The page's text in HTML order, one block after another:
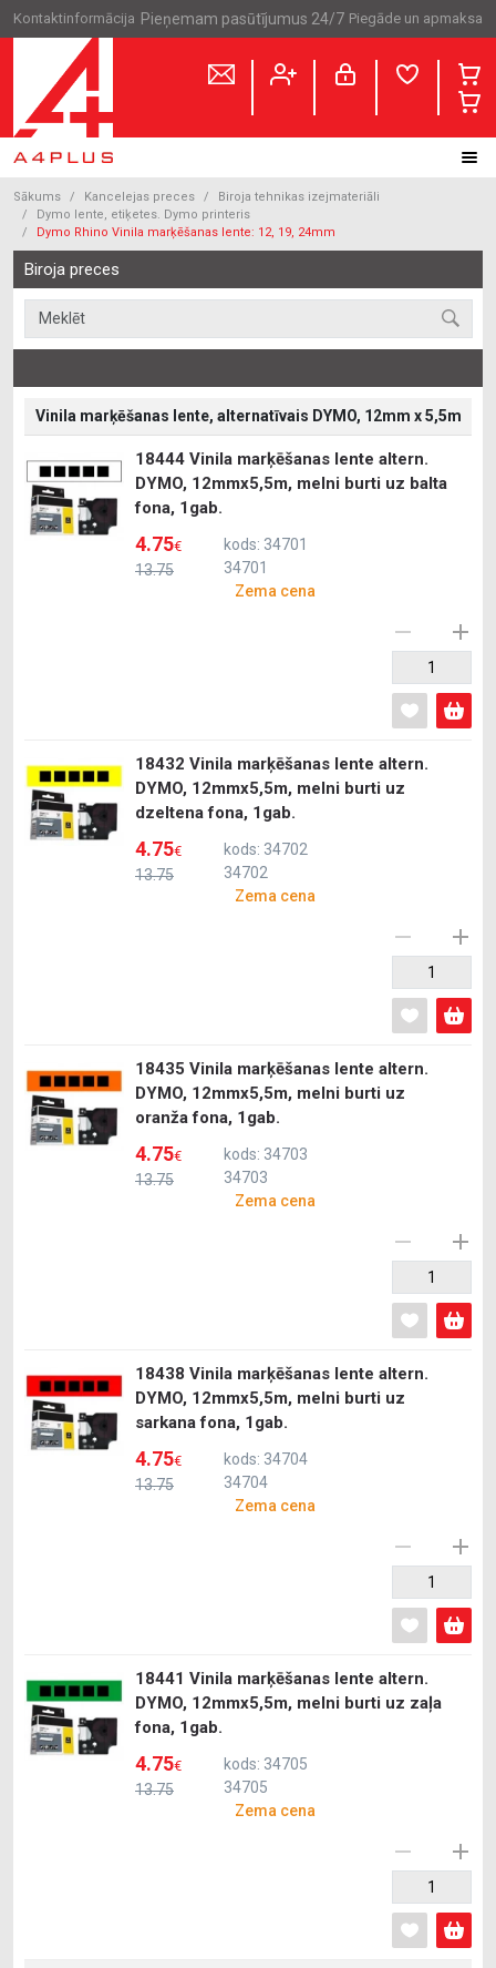
Kontaktinformācija Pieņemam pasūtījumus 24/7 Piegāde un apmaksa
Sākums Kancelejas preces
Biroja tehnikas izejmateriāli
Dymo lente, etiķetes. Dymo printeris
Dymo Rhino Vinila marķēšanas lente: 12, 19, 24mm
Biroja preces
Vinila marķēšanas lente, alternatīvais DYMO, 12mm x 5,5m
18444 Vinila marķēšanas lente altern.
DYMO, 12mmx5,5m, melni burti uz balta
fona, 1gab.
13.75
4.75€
kods: 34701
34701
Zema cena
18432 Vinila marķēšanas lente altern.
DYMO, 12mmx5,5m, melni burti uz
dzeltena fona, 1gab.
13.75
4.75€
kods: 34702
34702
Zema cena
18435 Vinila marķēšanas lente altern.
DYMO, 12mmx5,5m, melni burti uz
oranža fona, 1gab.
13.75
4.75€
kods: 34703
34703
Zema cena
18438 Vinila marķēšanas lente altern.
DYMO, 12mmx5,5m, melni burti uz
sarkana fona, 1gab.
13.75
4.75€
kods: 34704
34704
Zema cena
18441 Vinila marķēšanas lente altern.
DYMO, 12mmx5,5m, melni burti uz zaļa
fona, 1gab.
13.75
4.75€
kods: 34705
34705
Zema cena